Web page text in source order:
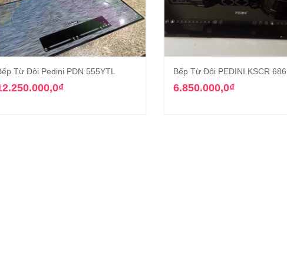
Thêm vào giỏ hàng
Từ Đôi Pedini PDN 555YTL
₫
Thêm vào giỏ
Bếp Từ Đôi PEDINI KSCR
6.850.000,0₫